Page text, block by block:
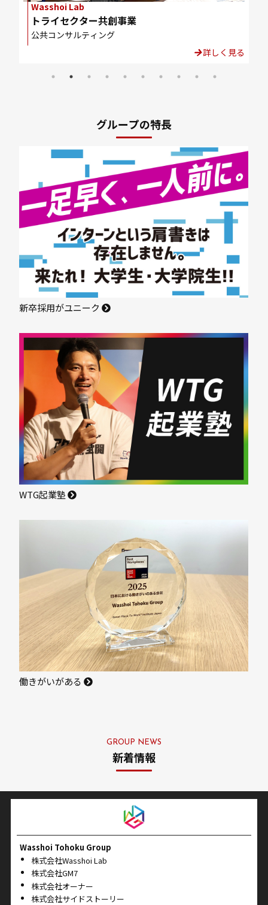
Wasshoi Lab
トライセクター共創事業
公共コンサルティング
詳しく見る
グループの特長
新卒採用がユニーク
WTG起業塾
働きがいがある
GROUP NEWS
新着情報
Wasshoi Tohoku Group
株式会社Wasshoi Lab
株式会社GM7
株式会社オーナー
株式会社サイドストーリー